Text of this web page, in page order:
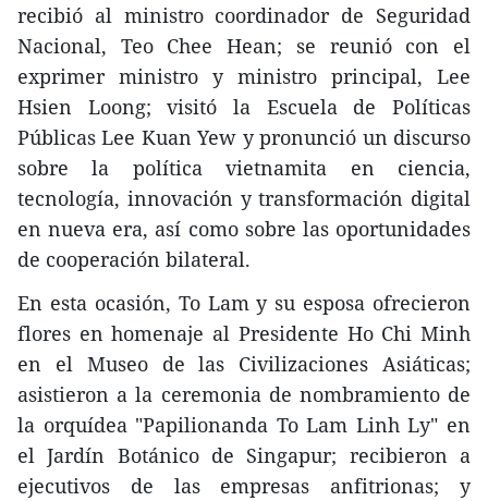
recibió al ministro coordinador de Seguridad
Nacional, Teo Chee Hean; se reunió con el
exprimer ministro y ministro principal, Lee
Hsien Loong; visitó la Escuela de Políticas
Públicas Lee Kuan Yew y pronunció un discurso
sobre la política vietnamita en ciencia,
tecnología, innovación y transformación digital
en nueva era, así como sobre las oportunidades
de cooperación bilateral.
En esta ocasión, To Lam y su esposa ofrecieron
flores en homenaje al Presidente Ho Chi Minh
en el Museo de las Civilizaciones Asiáticas;
asistieron a la ceremonia de nombramiento de
la orquídea "Papilionanda To Lam Linh Ly" en
el Jardín Botánico de Singapur; recibieron a
ejecutivos de las empresas anfitrionas; y